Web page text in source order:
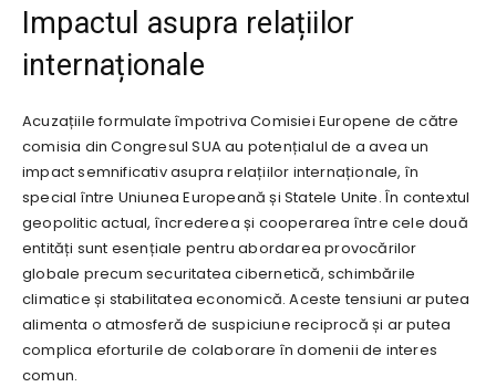
Impactul asupra relațiilor
internaționale
Acuzațiile formulate împotriva Comisiei Europene de către
comisia din Congresul SUA au potențialul de a avea un
impact semnificativ asupra relațiilor internaționale, în
special între Uniunea Europeană și Statele Unite. În contextul
geopolitic actual, încrederea și cooperarea între cele două
entități sunt esențiale pentru abordarea provocărilor
globale precum securitatea cibernetică, schimbările
climatice și stabilitatea economică. Aceste tensiuni ar putea
alimenta o atmosferă de suspiciune reciprocă și ar putea
complica eforturile de colaborare în domenii de interes
comun.